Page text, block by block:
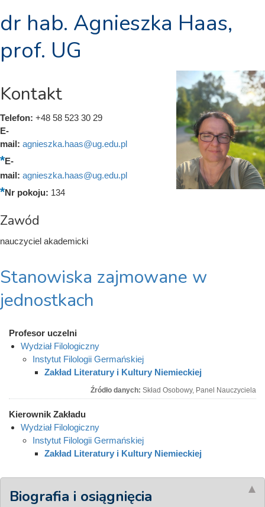
dr hab. Agnieszka Haas,
prof. UG
Kontakt
Telefon: +48 58 523 30 29
E-
mail: agnieszka.haas@ug.edu.pl
E-
mail: agnieszka.haas@ug.edu.pl
Nr pokoju: 134
Zawód
nauczyciel akademicki
Stanowiska zajmowane w
jednostkach
Profesor uczelni
Wydział Filologiczny
Instytut Filologii Germańskiej
Zakład Literatury i Kultury Niemieckiej
Źródło danych: Skład Osobowy, Panel Nauczyciela
Kierownik Zakładu
Wydział Filologiczny
Instytut Filologii Germańskiej
Zakład Literatury i Kultury Niemieckiej
Biografia i osiągnięcia